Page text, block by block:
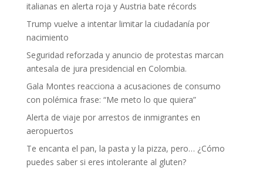
italianas en alerta roja y Austria bate récords
Trump vuelve a intentar limitar la ciudadanía por
nacimiento
Seguridad reforzada y anuncio de protestas marcan
antesala de jura presidencial en Colombia.
Gala Montes reacciona a acusaciones de consumo
con polémica frase: “Me meto lo que quiera”
Alerta de viaje por arrestos de inmigrantes en
aeropuertos
Te encanta el pan, la pasta y la pizza, pero… ¿Cómo
puedes saber si eres intolerante al gluten?